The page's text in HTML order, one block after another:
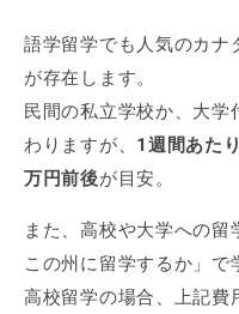
語学留学でも人気のカナ
が存在します。
民間の私立学校か、大学
わりますが、 1週間あた
万円前後が目安。
また、高校や大学への
この州に留学するか」で
高校留学の場合、上記費